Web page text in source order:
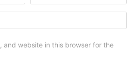
and website in this browser for the